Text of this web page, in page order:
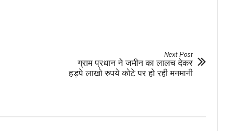
Next Post
ग्राम प्रधान ने जमीन का लालच देकर
हड़पे लाखो रुपये कोटे पर हो रही मनमानी